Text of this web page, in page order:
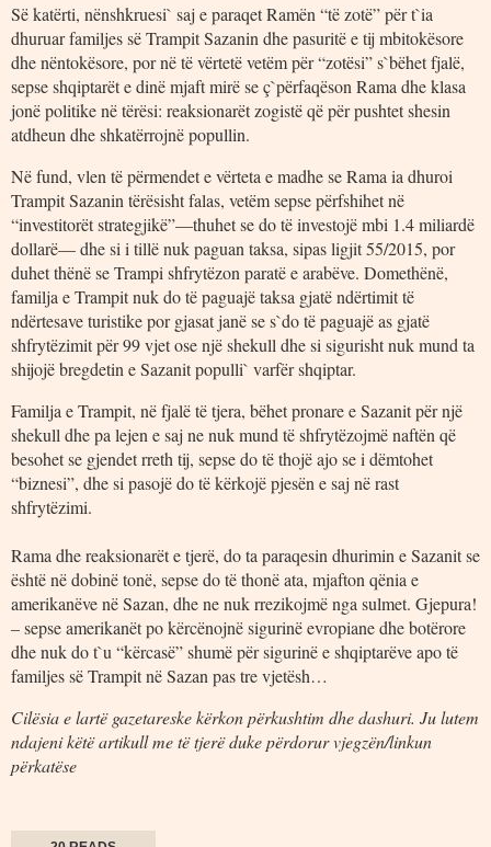
Së katërti, nënshkruesi` saj e paraqet Ramën “të zotë” për t`ia
dhuruar familjes së Trampit Sazanin dhe pasuritë e tij mbitokësore
dhe nëntokësore, por në të vërtetë vetëm për “zotësi” s`bëhet fjalë,
sepse shqiptarët e dinë mjaft mirë se ç`përfaqëson Rama dhe klasa
jonë politike në tërësi: reaksionarët zogistë që për pushtet shesin
atdheun dhe shkatërrojnë popullin.
Në fund, vlen të përmendet e vërteta e madhe se Rama ia dhuroi
Trampit Sazanin tërësisht falas, vetëm sepse përfshihet në
“investitorët strategjikë”—thuhet se do të investojë mbi 1.4 miliardë
dollarë— dhe si i tillë nuk paguan taksa, sipas ligjit 55/2015, por
duhet thënë se Trampi shfrytëzon paratë e arabëve. Domethënë,
familja e Trampit nuk do të paguajë taksa gjatë ndërtimit të
ndërtesave turistike por gjasat janë se s`do të paguajë as gjatë
shfrytëzimit për 99 vjet ose një shekull dhe si sigurisht nuk mund ta
shijojë bregdetin e Sazanit populli` varfër shqiptar.
Familja e Trampit, në fjalë të tjera, bëhet pronare e Sazanit për një
shekull dhe pa lejen e saj ne nuk mund të shfrytëzojmë naftën që
besohet se gjendet rreth tij, sepse do të thojë ajo se i dëmtohet
“biznesi”, dhe si pasojë do të kërkojë pjesën e saj në rast
shfrytëzimi.
Rama dhe reaksionarët e tjerë, do ta paraqesin dhurimin e Sazanit se
është në dobinë tonë, sepse do të thonë ata, mjafton qënia e
amerikanëve në Sazan, dhe ne nuk rrezikojmë nga sulmet. Gjepura!
– sepse amerikanët po kërcënojnë sigurinë evropiane dhe botërore
dhe nuk do t`u “kërcasë” shumë për sigurinë e shqiptarëve apo të
familjes së Trampit në Sazan pas tre vjetësh…
Cilësia e lartë gazetareske kërkon përkushtim dhe dashuri. Ju lutem
ndajeni këtë artikull me të tjerë duke përdorur vjegzën/linkun
përkatëse